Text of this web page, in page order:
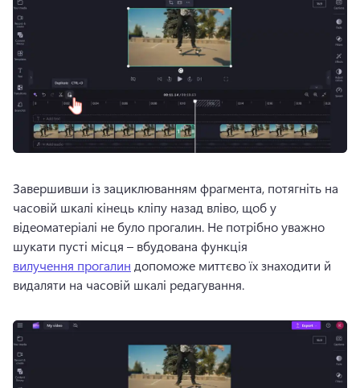
Завершивши із зациклюванням фрагмента, потягніть на
часовій шкалі кінець кліпу назад вліво, щоб у
відеоматеріалі не було прогалин. Не потрібно уважно
шукати пусті місця – вбудована функція
вилучення прогалин допоможе миттєво їх знаходити й
видаляти на часовій шкалі редагування.